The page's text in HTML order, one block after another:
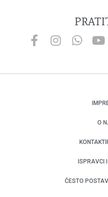
O
ISPRAVCI
ČESTO